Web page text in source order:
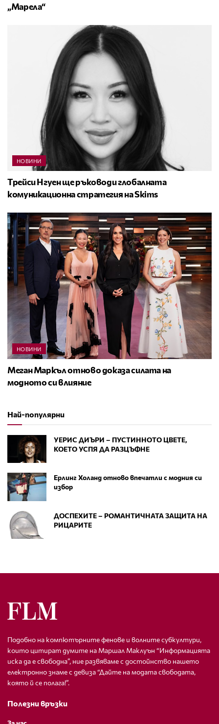
„Марела“
НОВИНИ
Трейси Нгуен ще ръководи глобалната
комуникационна стратегия на Skims
НОВИНИ
Меган Маркъл отново доказа силата на
модното си влияние
Най-популярни
УЕРИС ДИЪРИ – ПУСТИННОТО ЦВЕТЕ,
КОЕТО УСПЯ ДА РАЗЦЪФНЕ
Ерлинг Холанд отново впечатли с модния си
избор
ДОСПЕХИТЕ – РОМАНТИЧНАТА ЗАЩИТА НА
РИЦАРИТЕ
Подобно на компютърните фенове и волните субкултури,
които цитират думите на Маршал Маклуън “Информацията
иска да е свободна”, ние развяваме с достойнство нашето
електронно знаме с девиза “Дайте на модата свободата,
която й се полага!”.
Полезни връзки